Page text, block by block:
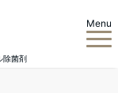
除菌剤
Menu